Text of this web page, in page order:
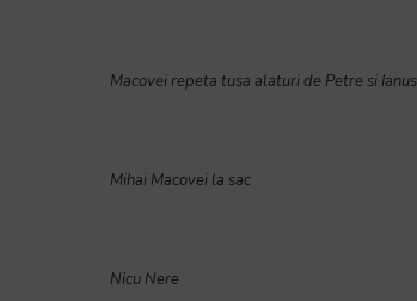
Macovei repeta tusa alaturi de Petre si Ianus
Mihai Macovei la sac
Nicu Nere